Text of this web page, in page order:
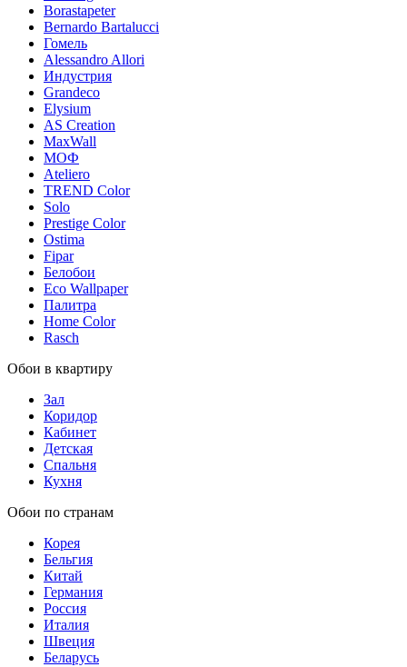
Borastapeter
Bernardo Bartalucci
Гомель
Alessandro Allori
Индустрия
Grandeco
Elysium
AS Creation
MaxWall
МОФ
Ateliero
TREND Color
Solo
Prestige Color
Ostima
Fipar
Белобои
Eco Wallpaper
Палитра
Home Color
Rasch
Обои в квартиру
Зал
Коридор
Кабинет
Детская
Спальня
Кухня
Обои по странам
Корея
Бельгия
Китай
Германия
Россия
Италия
Швеция
Беларусь